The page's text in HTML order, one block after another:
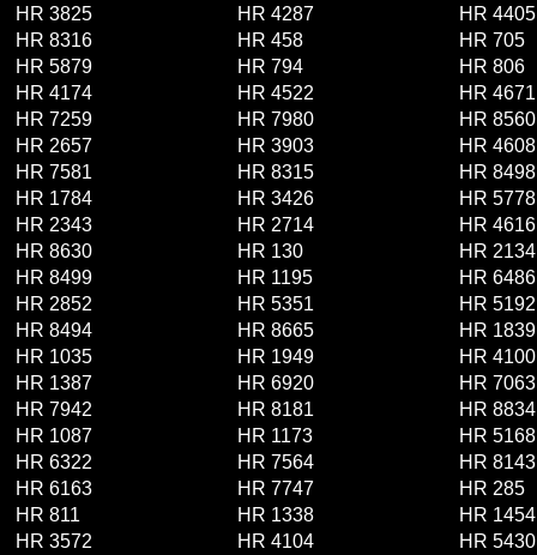
HR 3825
HR 4287
HR 4405
HR 8316
HR 458
HR 705
HR 5879
HR 794
HR 806
HR 4174
HR 4522
HR 4671
HR 7259
HR 7980
HR 8560
HR 2657
HR 3903
HR 4608
HR 7581
HR 8315
HR 8498
HR 1784
HR 3426
HR 5778
HR 2343
HR 2714
HR 4616
HR 8630
HR 130
HR 2134
HR 8499
HR 1195
HR 6486
HR 2852
HR 5351
HR 5192
HR 8494
HR 8665
HR 1839
HR 1035
HR 1949
HR 4100
HR 1387
HR 6920
HR 7063
HR 7942
HR 8181
HR 8834
HR 1087
HR 1173
HR 5168
HR 6322
HR 7564
HR 8143
HR 6163
HR 7747
HR 285
HR 811
HR 1338
HR 1454
HR 3572
HR 4104
HR 5430